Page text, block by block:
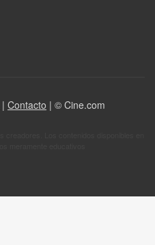
| Contacto | © Cine.com